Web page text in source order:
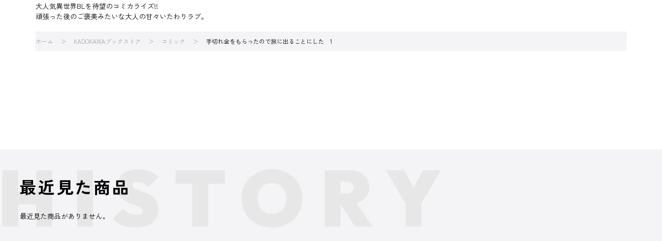
大人気異世界BLを待望のコミカライズ!!
頑張った後のご褒美みたいな大人の甘々いたわりラブ。
ホーム KADOKAWAブックストア コミック 手切れ金をもらったので旅に出ることにした 1
最近見た商品
最近見た商品がありません。